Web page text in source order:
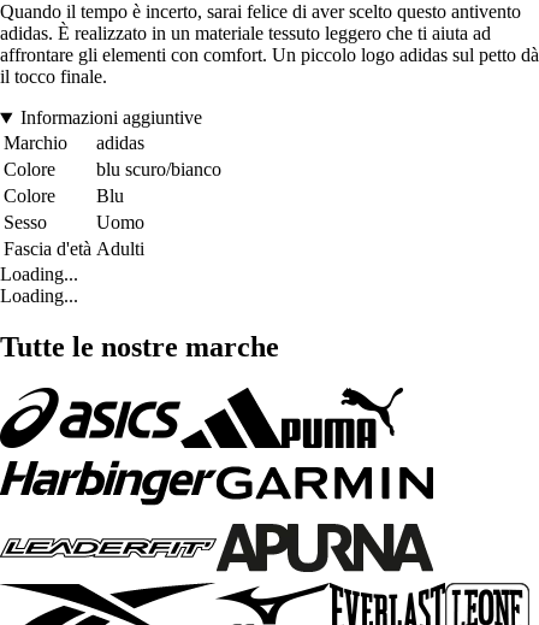
Quando il tempo è incerto, sarai felice di aver scelto questo antivento
adidas. È realizzato in un materiale tessuto leggero che ti aiuta ad
affrontare gli elementi con comfort. Un piccolo logo adidas sul petto dà
il tocco finale.
Informazioni aggiuntive
Marchio
adidas
Colore
blu scuro/bianco
Colore
Blu
Sesso
Uomo
Fascia d'età Adulti
Loading...
Loading...
Tutte le nostre marche